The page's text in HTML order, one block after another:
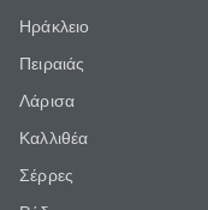
Ηράκλειο
Πειραιάς
Λάρισα
Καλλιθέα
Σέρρες